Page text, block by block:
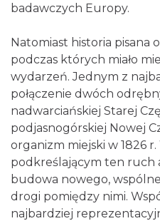
badawczych Europy.
Natomiast historia pisana
podczas których miało
wydarzeń. Jednym z
połączenie dwóch
nadwarciańskiej Starej
podjasnogórskiej Nowej
organizm miejski w 1826
podkreślającym ten ruch
budowa nowego,
drogi pomiędzy nimi.
najbardziej